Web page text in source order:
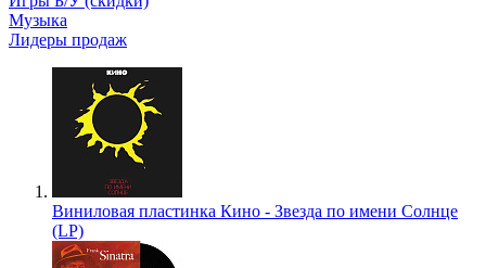
Музыка
Лидеры продаж
Виниловая пластинка Кино - Звезда по имени Солнце
(LP)